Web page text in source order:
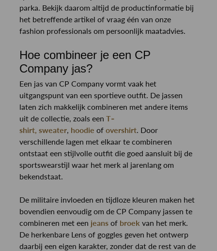
parka. Bekijk daarom altijd de productinformatie bij
het betreffende artikel of vraag één van onze
fashion professionals om persoonlijk maatadvies.
Hoe combineer je een CP
Company jas?
Een jas van CP Company vormt vaak het
uitgangspunt van een sportieve outfit. De jassen
laten zich makkelijk combineren met andere items
uit de collectie, zoals een T-
shirt, sweater hoodie of overshirt . Door
verschillende lagen met elkaar te combineren
ontstaat een stijlvolle outfit die goed aansluit bij de
sportswearstijl waar het merk al jarenlang om
bekendstaat.
De militaire invloeden en tijdloze kleuren maken het
bovendien eenvoudig om de CP Company jassen te
combineren met een jeans of broek van het merk.
De herkenbare Lens of goggles geven het ontwerp
daarbij een eigen karakter, zonder dat de rest van de